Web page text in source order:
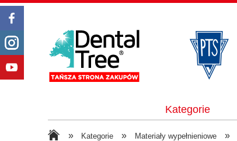
Kategorie
» Kategorie » Materiały wypełnieniowe »